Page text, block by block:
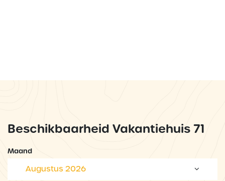
Beschikbaarheid Vakantiehuis 71
Maand
Augustus 2026